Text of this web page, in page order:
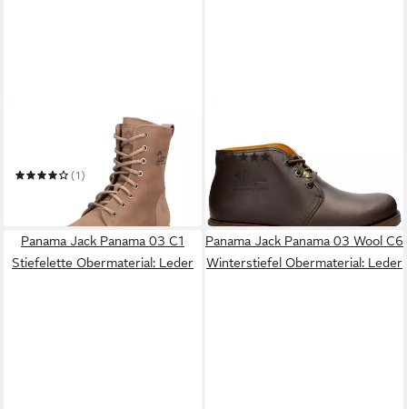
Panama Jack Damen
Schnürstiefelette taupe
Stiefelette(1)
in 3-4 Werktagen bei dir
(1)
leider ausverkauft
Panama Jack Panama 03 C1
Stiefelette Obermaterial: Leder
Panama Jack Panama 03 Wool C6
Winterstiefel Obermaterial: Leder